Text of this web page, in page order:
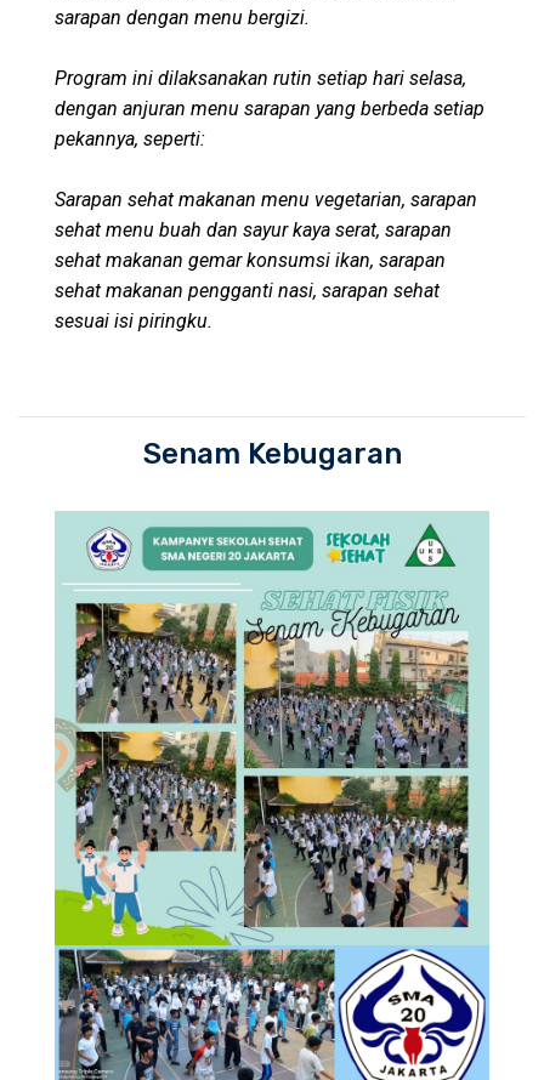
sarapan dengan menu bergizi.
Program ini dilaksanakan rutin setiap hari selasa,
dengan anjuran menu sarapan yang berbeda setiap
pekannya, seperti:
Sarapan sehat makanan menu vegetarian, sarapan
sehat menu buah dan sayur kaya serat, sarapan
sehat makanan gemar konsumsi ikan, sarapan
sehat makanan pengganti nasi, sarapan sehat
sesuai isi piringku.
Senam Kebugaran